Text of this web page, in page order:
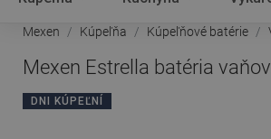
Mexen Kúpeľňa Kúpeľňové batérie
Mexen Estrella batéria
DNI KÚPEĽNÍ